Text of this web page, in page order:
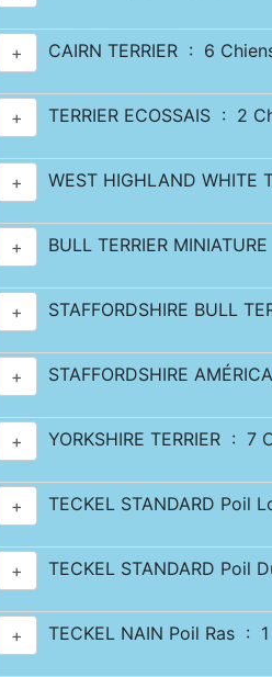
+ CAIRN TERRIER : 6
+ TERRIER ECOSSAIS : 2
+ WEST HIGHLAND WHITE
+ BULL TERRIER
+ STAFFORDSHIRE BULL
+ STAFFORDSHIRE
+ YORKSHIRE TERRIER : 7
+ TECKEL STANDARD Poil
+ TECKEL STANDARD Poil
+ TECKEL NAIN Poil Ras :